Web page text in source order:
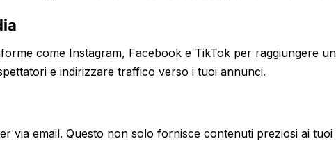
come Instagram, Facebook e TikTok per raggiungere
e indirizzare traffico verso i tuoi annunci.
via email. Questo non solo fornisce contenuti preziosi ai